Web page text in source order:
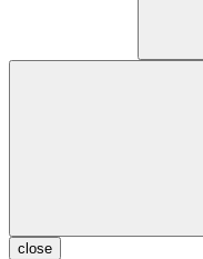
close